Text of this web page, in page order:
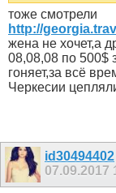
тоже смотрели
http://
жена не хочет,а
08,08,08 по 500$
гоняет,за всё
Черкесии
id30494402
07.09.2017